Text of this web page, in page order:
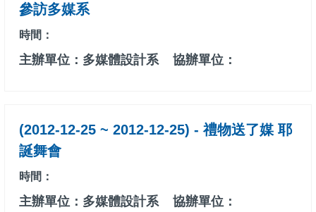
參訪多媒系
時間：
主辦單位：多媒體設計系 協辦單位：
(2012-12-25 ~ 2012-12-25) - 禮物送了媒 耶
誕舞會
時間：
主辦單位：多媒體設計系 協辦單位：